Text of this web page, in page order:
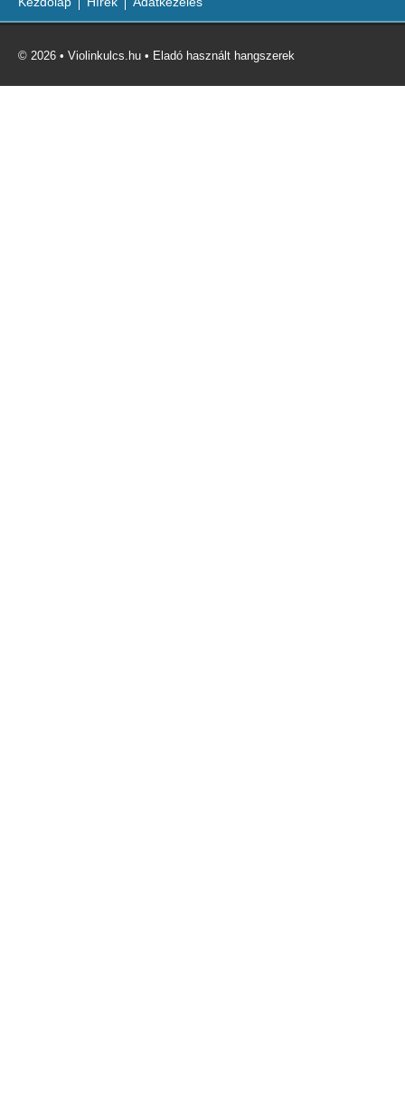
© 2026 • Violinkulcs.hu • Eladó használt hangszerek